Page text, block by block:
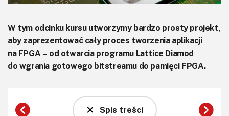
Do pobrania
W tym odcinku kursu utworzymy bardzo prosty projekt,
aby zaprezentować cały proces tworzenia aplikacji
na FPGA – od otwarcia programu Lattice Diamod
do wgrania gotowego bitstreamu do pamięci FPGA.
Spis treści